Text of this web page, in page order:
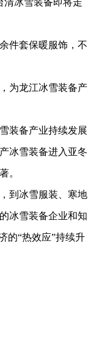
清冰雪装备即将走
件套保暖服饰，不
为龙江冰雪装备产
装备产业持续发展
冰雪装备进入亚冬
。
到冰雪服装、寒地
冰雪装备企业和知
的“热效应”持续升